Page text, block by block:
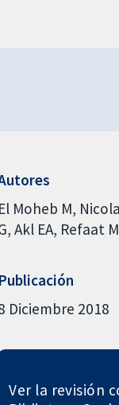
El Moheb M
Akl EA Refaat M
Publicación
Diciembre 2018
Ver la revisión